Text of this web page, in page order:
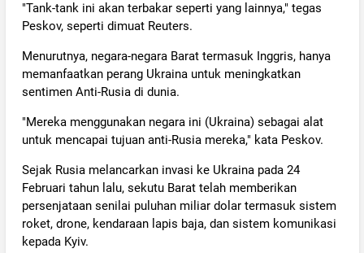
"Tank-tank ini akan terbakar seperti yang lainnya," tegas
Peskov, seperti dimuat Reuters.
Menurutnya, negara-negara Barat termasuk Inggris, hanya
memanfaatkan perang Ukraina untuk meningkatkan
sentimen Anti-Rusia di dunia.
"Mereka menggunakan negara ini (Ukraina) sebagai alat
untuk mencapai tujuan anti-Rusia mereka," kata Peskov.
Sejak Rusia melancarkan invasi ke Ukraina pada 24
Februari tahun lalu, sekutu Barat telah memberikan
persenjataan senilai puluhan miliar dolar termasuk sistem
roket, drone, kendaraan lapis baja, dan sistem komunikasi
kepada Kyiv.